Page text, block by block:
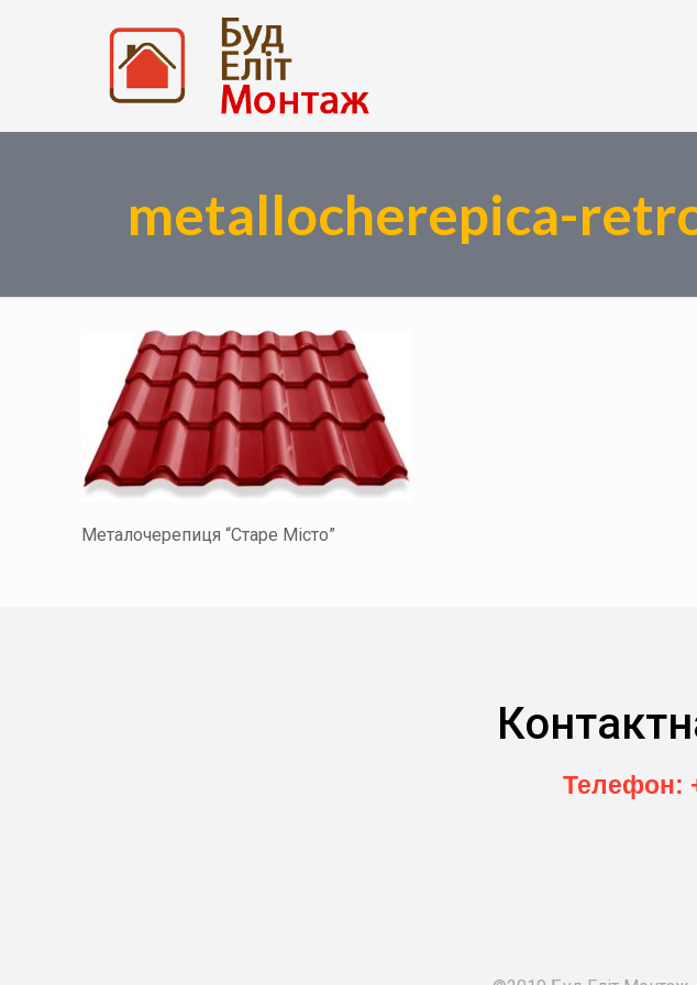
metallocherepica-
Металочерепиця “Старе Місто”
Телефон: